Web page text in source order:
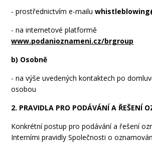
- prostřednictvím e-mailu
- na internetové platformě
www.podanioznameni.cz/brgroup
b) Osobně
- na výše uvedených kontaktech po
osobou
2. PRAVIDLA PRO PODÁVÁNÍ A ŘEŠENÍ
Konkrétní postup pro podávání a řešení
Interními pravidly Společnosti o